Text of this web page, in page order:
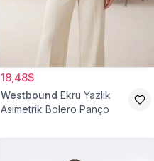
18,48$
Westbound Ekru Yazlık
Asimetrik Bolero Panço